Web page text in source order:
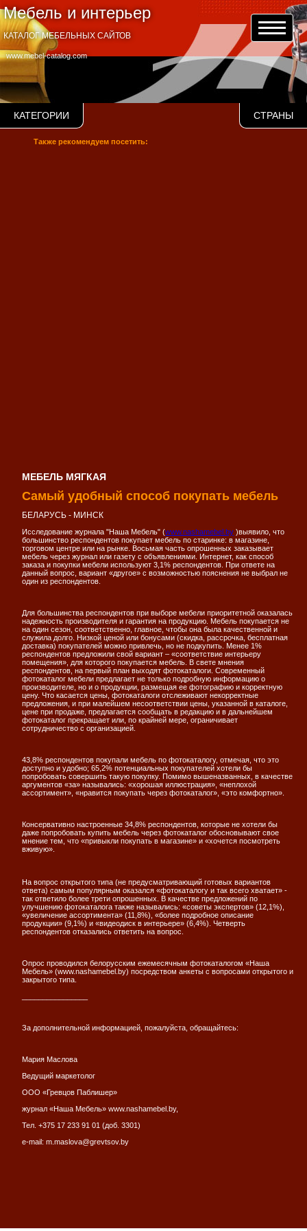
Мебель и интерьер
www.mebel-catalog.com
КАТАЛОГ МЕБЕЛЬНЫХ САЙТОВ
КАТЕГОРИИ СТРАНЫ
Также рекомендуем посетить:
МЕБЕЛЬ МЯГКАЯ
Самый удобный способ покупать мебель
БЕЛАРУСЬ - МИНСК
Исследование журнала "Наша Мебель" (www.nashamebel.by )выявило, что
большинство респондентов покупает мебель по старинке: в магазине,
торговом центре или на рынке. Восьмая часть опрошенных заказывает
мебель через журнал или газету с объявлениями. Интернет, как способ
заказа и покупки мебели используют 3,1% респондентов. При ответе на
данный вопрос, вариант «другое» с возможностью пояснения не выбрал не
один из респондентов.
Для большинства респондентов при выборе мебели приоритетной оказалась
надежность производителя и гарантия на продукцию. Мебель покупается не
на один сезон, соответственно, главное, чтобы она была качественной и
служила долго. Низкой ценой или бонусами (скидка, рассрочка, бесплатная
доставка) покупателей можно привлечь, но не подкупить. Менее 1%
респондентов предложили свой вариант – «соответствие интерьеру
помещения», для которого покупается мебель. В свете мнения
респондентов, на первый план выходят фотокаталоги. Современный
фотокаталог мебели предлагает не только подробную информацию о
производителе, но и о продукции, размещая ее фотографию и корректную
цену. Что касается цены, фотокаталоги отслеживают некорректные
предложения, и при малейшем несоответствии цены, указанной в каталоге,
цене при продаже, предлагается сообщать в редакцию и в дальнейшем
фотокаталог прекращает или, по крайней мере, ограничивает
сотрудничество с организацией.
43,8% респондентов покупали мебель по фотокаталогу, отмечая, что это
доступно и удобно; 65,2% потенциальных покупателей хотели бы
попробовать совершить такую покупку. Помимо вышеназванных, в качестве
аргументов «за» назывались: «хорошая иллюстрация», «неплохой
ассортимент», «нравится покупать через фотокаталог», «это комфортно».
Консервативно настроенные 34,8% респондентов, которые не хотели бы
даже попробовать купить мебель через фотокаталог обосновывают свое
мнение тем, что «привыкли покупать в магазине» и «хочется посмотреть
вживую».
На вопрос открытого типа (не предусматривающий готовых вариантов
ответа) самым популярным оказался «фотокаталогу и так всего хватает» -
так ответило более трети опрошенных. В качестве предложений по
улучшению фотокаталога также назывались: «советы экспертов» (12,1%),
«увеличение ассортимента» (11,8%), «более подробное описание
продукции» (9,1%) и «видеодиск в интерьере» (6,4%). Четверть
респондентов отказались ответить на вопрос.
Опрос проводился белорусским ежемесячным фотокаталогом «Наша
Мебель» (www.nashamebel.by) посредством анкеты с вопросами открытого и
закрытого типа.
За дополнительной информацией, пожалуйста, обращайтесь:
Мария Маслова
Ведущий маркетолог
ООО «Гревцов Паблишер»
журнал «Наша Мебель» www.nashamebel.by,
Тел. +375 17 233 91 01 (доб. 3301)
e-mail: m.maslova@grevtsov.by